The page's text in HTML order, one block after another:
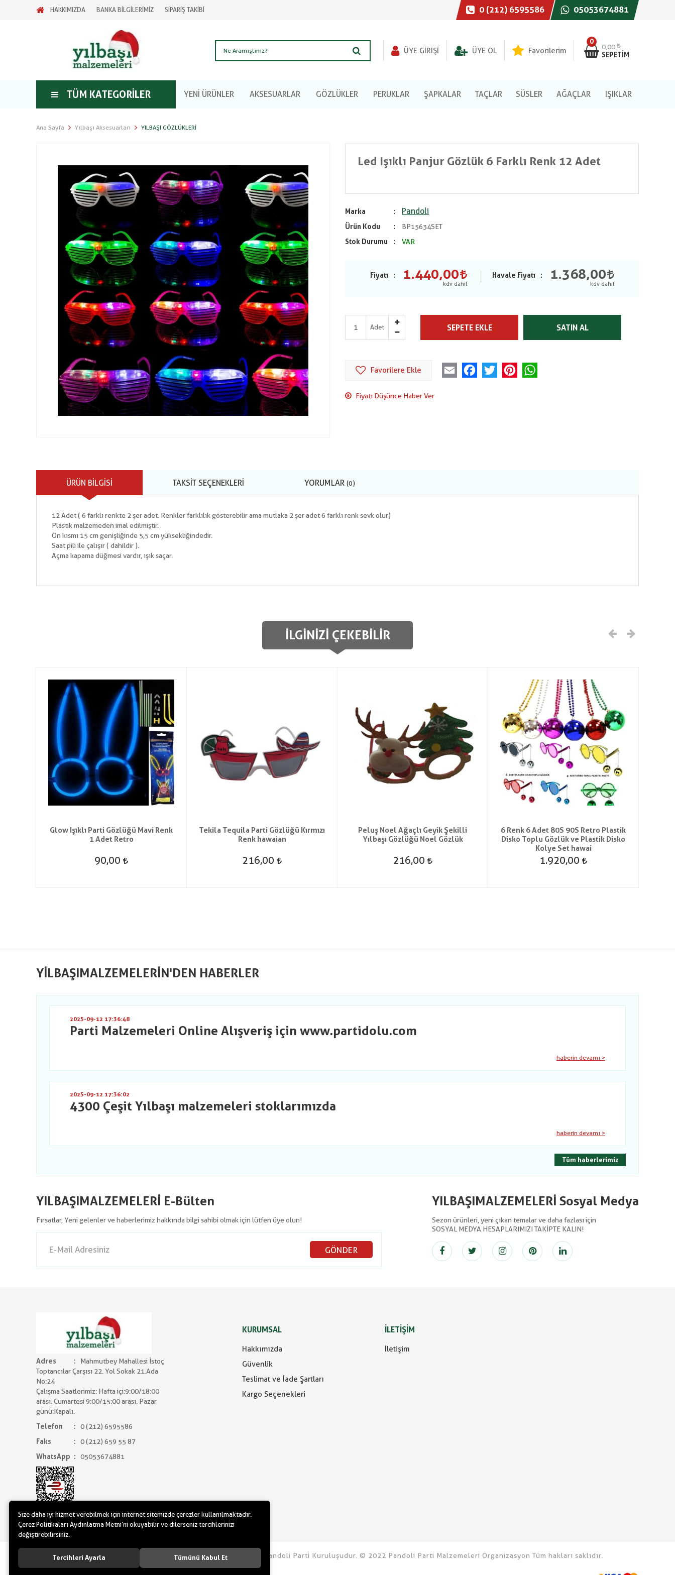
HAKKIMIZDA BANKA BİLGİLERİMİZ SİPARİŞ TAKİBİ 0 (212) 6595586 05053674881
0
0,00
SEPETIM
ÜYE GIRIŞI ÜYE OL Favorilerim
TÜM KATEGORILER YENİ ÜRÜNLER AKSESUARLAR GÖZLÜKLER PERUKLAR ŞAPKALAR TAÇLAR SÜSLER AĞAÇLAR IŞIKLAR
Ana Sayfa Yılbaşı Aksesuarları YILBAŞI GÖZLÜKLERI
Led Işıklı Panjur Gözlük 6 Farklı Renk 12 Adet
Marka Pandoli
Ürün Kodu
BP15634SET
Stok Durumu
VAR
Fiyatı 1.440,00 Havale Fiyatı 1.368,00
Adet SEPETE EKLE SATIN AL
Favorilere Ekle Email FacebookTwitter Pinterest
Fiyatı Düşünce Haber Ver
ÜRÜN BILGISI TAKSIT SEÇENEKLERI YORUMLAR (0)
12 Adet ( 6 farklı renkte 2 şer adet. Renkler farklılık gösterebilir ama mutlaka 2 şer adet 6 farklı renk sevk olur)
Plastik malzemeden imal edilmiştir.
Ön kısmı 15 cm genişliğinde 5,5 cm yüksekliğindedir.
Saat pili ile çalışır ( dahildir ).
Açma kapama düğmesi vardır, ışık saçar.
İLGINIZI ÇEKEBILIR
Glow Işıklı Parti Gözlüğü Mavi Renk
1 Adet Retro
90,00
Tekila Tequila Parti Gözlüğü Kırmızı
Renk hawaian
216,00
Peluş Noel Ağaçlı Geyik Şekilli
Yılbaşı Gözlüğü Noel Gözlük
216,00
6 Renk 6 Adet 80S 90S Retro Plastik
Disko Toplu Gözlük ve Plastik Disko
Kolye Set hawai
1.920,00
YILBAŞIMALZEMELERIN'DEN HABERLER
2025-09-12 17:36:48
Parti Malzemeleri Online Alışveriş için www.partidolu.com
haberin devamı >
2025-09-12 17:36:02
4300 Çeşit Yılbaşı malzemeleri stoklarımızda
haberin devamı >
Tüm haberlerimiz
YILBAŞIMALZEMELERİ E-Bülten
Fırsatlar, Yeni gelenler ve haberlerimiz hakkında bilgi sahibi olmak için lütfen üye olun!
GÖNDER
YILBAŞIMALZEMELERİ Sosyal Medya
Sezon ürünleri, yeni çıkan temalar ve daha fazlası için
SOSYAL MEDYA HESAPLARIMIZI TAKİPTE KALIN!
Adres
Mahmutbey Mahallesi İstoç
Toptancılar Çarşısı 22. Yol Sokak 21.Ada
No:24
Çalışma Saatlerimiz: Hafta içi:9:00/18:00
arası. Cumartesi 9:00/15:00 arası. Pazar
günü:Kapalı.
Telefon
0 (212) 6595586
Faks
0 (212) 659 55 87
WhatsApp
05053674881
KURUMSAL
Hakkımızda
Güvenlik
Teslimat ve İade Şartları
Kargo Seçenekleri
İLETİŞİM
İletişim
www.yilbasimalzemeleri.com - www.partidolu.com bir Pandoli Parti Kuruluşudur. © 2022 Pandoli Parti Malzemeleri Organizasyon Tüm hakları saklıdır.
Size daha iyi hizmet verebilmek için internet sitemizde çerezler kullanılmaktadır.
Çerez Politikaları Aydınlatma Metni’ni okuyabilir ve dilerseniz tercihlerinizi
değiştirebilirsiniz.
Tercihleri Ayarla Tümünü Kabul Et